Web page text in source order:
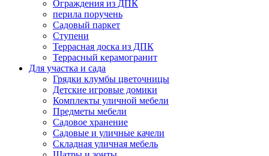
Ограждения из ДПК
перила поручень
Садовый паркет
Ступени
Террасная доска из ДПК
Террасный керамогранит
Для участка и сада
Грядки клумбы цветочницы
Детские игровые домики
Комплекты уличной мебели
Предметы мебели
Садовое хранение
Садовые и уличные качели
Складная уличная мебель